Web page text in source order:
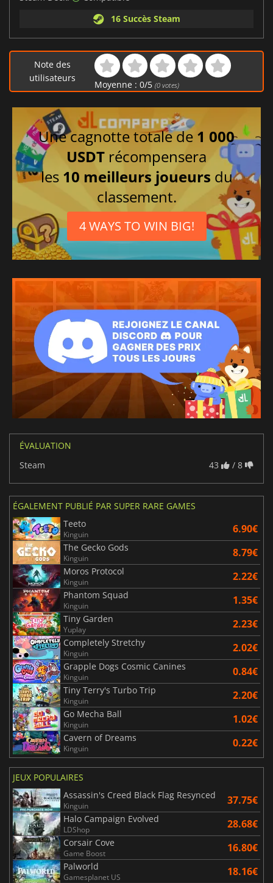
16 Succès Steam
Note des
utilisateurs
Moyenne : 0/5 (0votes)
Une cagnotte totale de 1 000
USDT récompensera
les 10 meilleurs joueurs du
classement.
4 WAYS TO WIN BIG!
ÉVALUATION
Steam
43 / 8
ÉGALEMENT PUBLIÉ PAR SUPER RARE GAMES
Teeto
Kinguin 6.90€
The Gecko Gods
Kinguin 8.79€
Moros Protocol
Kinguin 2.22€
Phantom Squad
Kinguin 1.35€
Tiny Garden
Yuplay 2.23€
Completely Stretchy
Kinguin 2.02€
Grapple Dogs Cosmic Canines
Kinguin 0.84€
Tiny Terry's Turbo Trip
Kinguin 2.20€
Go Mecha Ball
Kinguin 1.02€
Cavern of Dreams
Kinguin 0.22€
JEUX POPULAIRES
Assassin's Creed Black Flag Resynced
Kinguin 37.75€
Halo Campaign Evolved
LDShop 28.68€
Corsair Cove
Game Boost 16.80€
Palworld
Gamesplanet US 18.16€